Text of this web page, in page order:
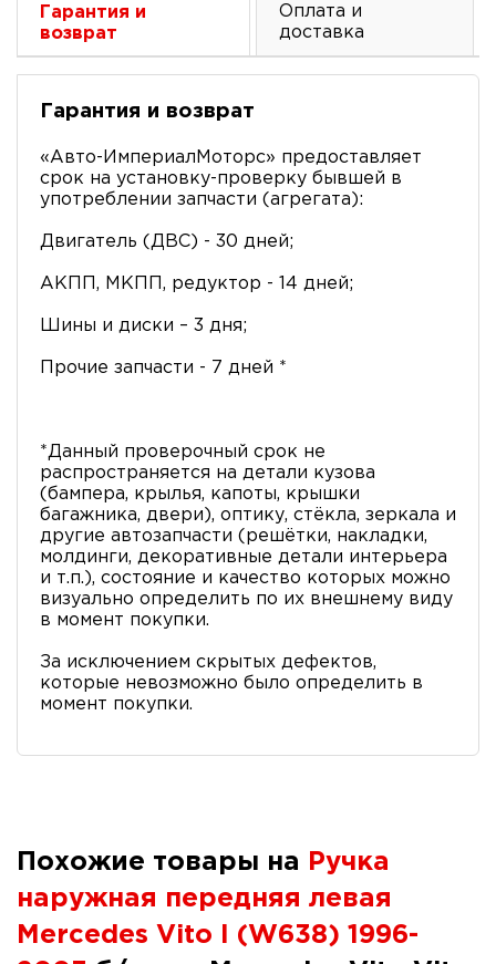
Гарантия и
возврат
Оплата и
доставка
Гарантия и возврат
«Авто-ИмпериалМоторс» предоставляет
срок на установку-проверку бывшей в
употреблении запчасти (агрегата):
Двигатель (ДВС) - 30 дней;
АКПП, МКПП, редуктор - 14 дней;
Шины и диски – 3 дня;
Прочие запчасти - 7 дней *
*Данный проверочный срок не
распространяется на детали кузова
(бампера, крылья, капоты, крышки
багажника, двери), оптику, стёкла, зеркала и
другие автозапчасти (решётки, накладки,
молдинги, декоративные детали интерьера
и т.п.), состояние и качество которых можно
визуально определить по их внешнему виду
в момент покупки.
За исключением скрытых дефектов,
которые невозможно было определить в
момент покупки.
Похожие товары на
Ручка
наружная передняя левая
Mercedes Vito I (W638) 1996-